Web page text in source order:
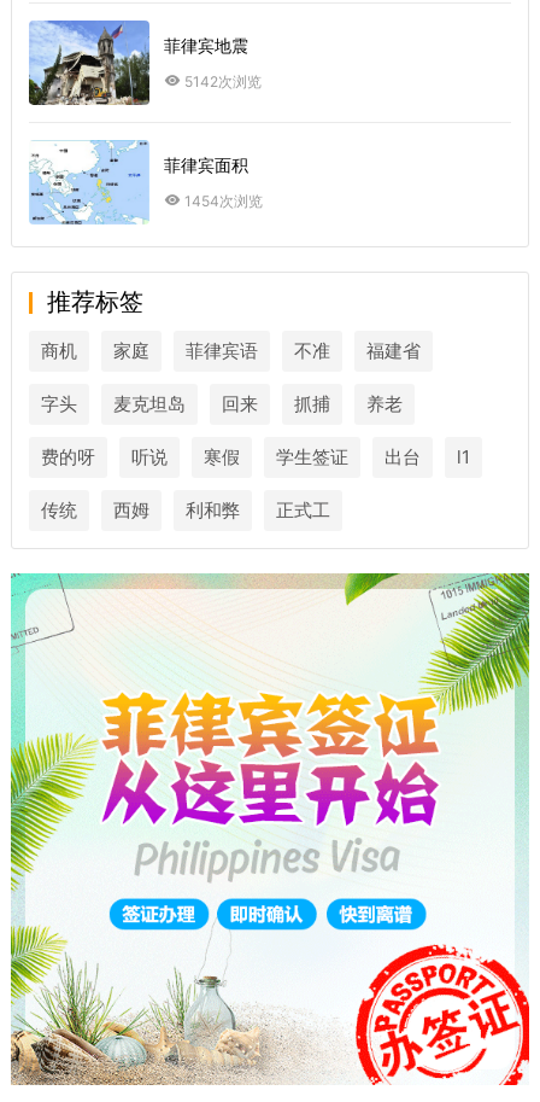
菲律宾地震
5142次浏览
菲律宾面积
1454次浏览
推荐标签
商机 家庭 菲律宾语 不准 福建省
字头 麦克坦岛 回来 抓捕 养老
费的呀 听说 寒假 学生签证 出台 l1
传统 西姆 利和弊 正式工